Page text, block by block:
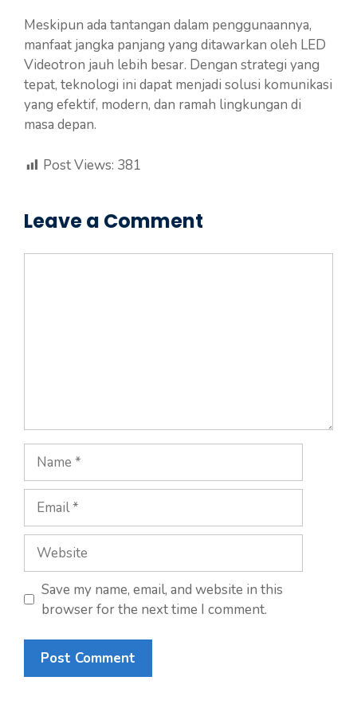
Meskipun ada tantangan dalam penggunaannya,
manfaat jangka panjang yang ditawarkan oleh LED
Videotron jauh lebih besar. Dengan strategi yang
tepat, teknologi ini dapat menjadi solusi komunikasi
yang efektif, modern, dan ramah lingkungan di
masa depan.
Post Views: 381
Leave a Comment
Save my name, email, and website in this
browser for the next time I comment.